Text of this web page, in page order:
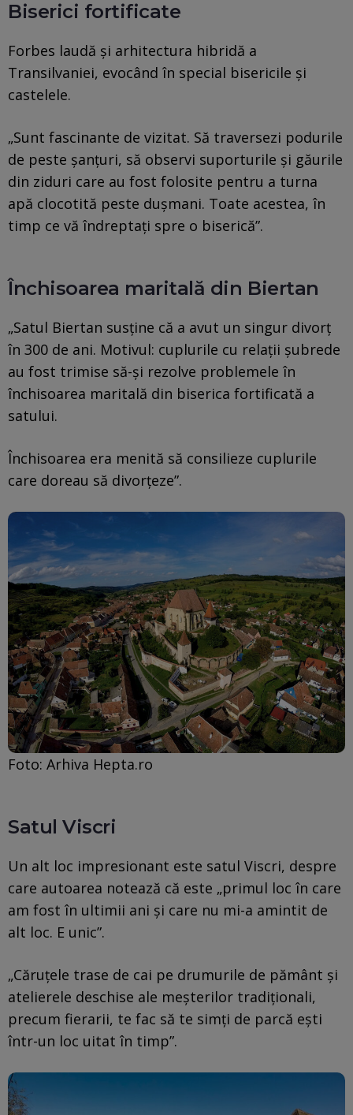
Biserici fortificate
Forbes laudă și arhitectura hibridă a
Transilvaniei, evocând în special bisericile și
castelele.
„Sunt fascinante de vizitat. Să traversezi podurile
de peste șanțuri, să observi suporturile și găurile
din ziduri care au fost folosite pentru a turna
apă clocotită peste dușmani. Toate acestea, în
timp ce vă îndreptați spre o biserică”.
Închisoarea maritală din Biertan
„Satul Biertan susține că a avut un singur divorț
în 300 de ani. Motivul: cuplurile cu relații șubrede
au fost trimise să-și rezolve problemele în
închisoarea maritală din biserica fortificată a
satului.
Închisoarea era menită să consilieze cuplurile
care doreau să divorțeze”.
Foto: Arhiva Hepta.ro
Satul Viscri
Un alt loc impresionant este satul Viscri, despre
care autoarea notează că este „primul loc în care
am fost în ultimii ani și care nu mi-a amintit de
alt loc. E unic”.
„Căruțele trase de cai pe drumurile de pământ și
atelierele deschise ale meșterilor tradiționali,
precum fierarii, te fac să te simți de parcă ești
într-un loc uitat în timp”.